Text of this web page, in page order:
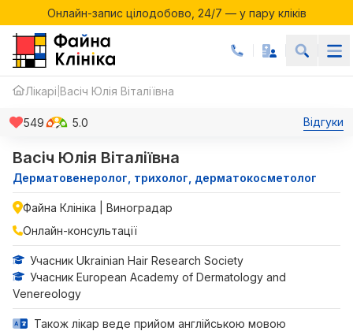
Онлайн-запис цілодобово, 24/7 — у пару кліків
Онлайн-запис цілодобово, 24/7 — у пару кліків
Лікарі Васіч Юлія Віталіївна
549 5.0 Відгуки
Васіч Юлія Віталіївна
Дерматовенеролог, трихолог, дерматокосметолог
Файна Клініка | Виноградар
Онлайн-консультації
Учасник Ukrainian Hair Research Society
Учасник European Academy of Dermatology and
Venereology
Також лікар веде прийом англійською мовою